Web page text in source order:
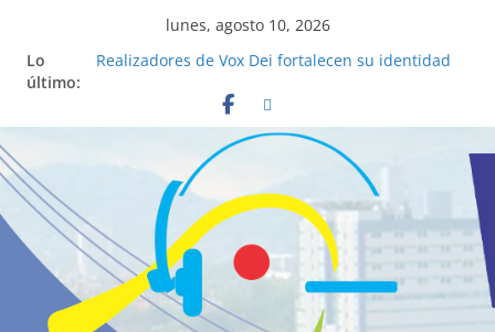
lunes, agosto 10, 2026
Lo
último:
Realizadores de Vox Dei fortalecen su identidad
La ciencia desvela los 5 secretos que tiene
fácilmente un católico para convertirse en
“Superancianos”
Pop Up Market atrae a cientos de visitantes y
dinamiza la economía local
Salud mental a la mesa: la importancia de
hablarlo en familia
Lo que tienen en común la nueva Película Toy
Story 5 y el Papa León XIV